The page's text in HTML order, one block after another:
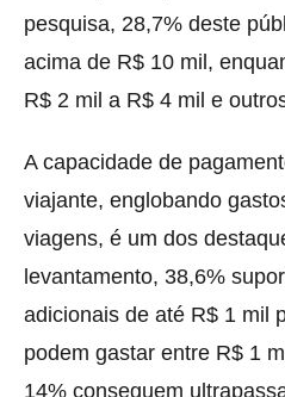
pesquisa, 28,7% deste
acima de R$ 10 mil,
R$ 2 mil a R$ 4 mil e
A capacidade de
viajante, englobando
viagens, é um dos
levantamento, 38,6%
adicionais de até R$ 1 mil
podem gastar entre R$ 1
14% conseguem